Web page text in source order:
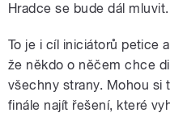
Hradce se bude dál mluvit.
To je i cíl iniciátorů petice
že někdo o něčem chce
všechny strany. Mohou si
finále najít řešení, které